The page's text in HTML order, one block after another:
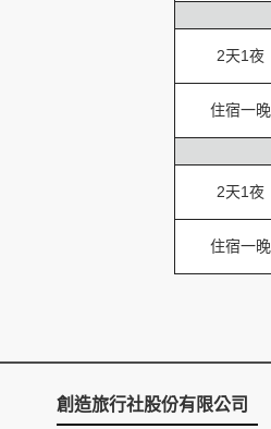
2天1夜
住宿一晚
2天1夜
住宿一晚
創造旅行社股份有限公司